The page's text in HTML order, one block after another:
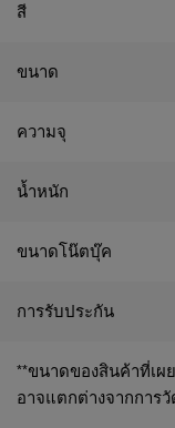
และพื้นผิวที่หลากหล
สี
ขนาด
ความจุ
น้ำหนัก
ขนาดโน๊ตบุ๊ค
การรับประกัน
**ขนาดของสินค้าที่เผ
อาจแตกต่างจากการวั